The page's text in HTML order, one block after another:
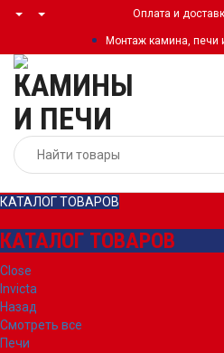
Оплата и
Монтаж камина, печи
КАТАЛОГ ТОВАРОВ
КАТАЛОГ ТОВАРОВ
Close
Invicta
Назад
Смотреть все
Печи